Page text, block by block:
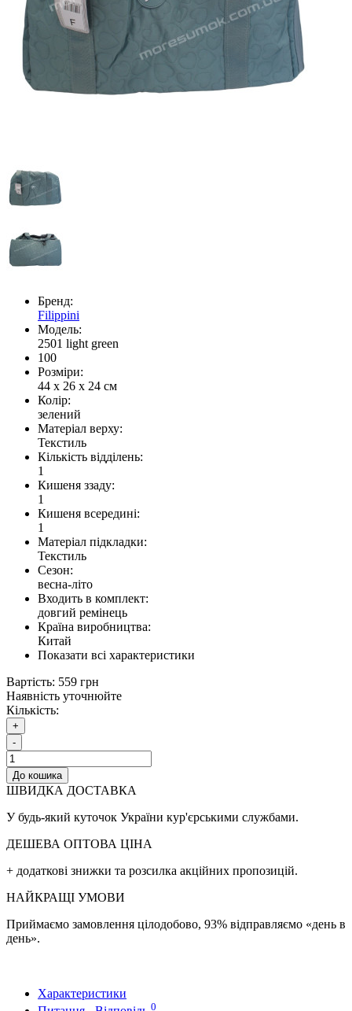
Бренд:
Filippini
Модель:
2501 light green
100
Розміри:
44 x 26 x 24 см
Колір:
зелений
Матеріал верху:
Текстиль
Кількість відділень:
1
Кишеня ззаду:
1
Кишеня всередині:
1
Матеріал підкладки:
Текстиль
Сезон:
весна-літо
Входить в комплект:
довгий ремінець
Країна виробництва:
Китай
Показати всі характеристики
Вартість: 559 грн
Наявність уточнюйте
Кількість:
+
-
До кошика
ШВИДКА ДОСТАВКА
У будь-який куточок України кур'єрськими службами.
ДЕШЕВА ОПТОВА ЦІНА
+ додаткові знижки та розсилка акційних пропозицій.
НАЙКРАЩІ УМОВИ
Приймаємо замовлення цілодобово, 93% відправляємо «день в
день».
Характеристики
0